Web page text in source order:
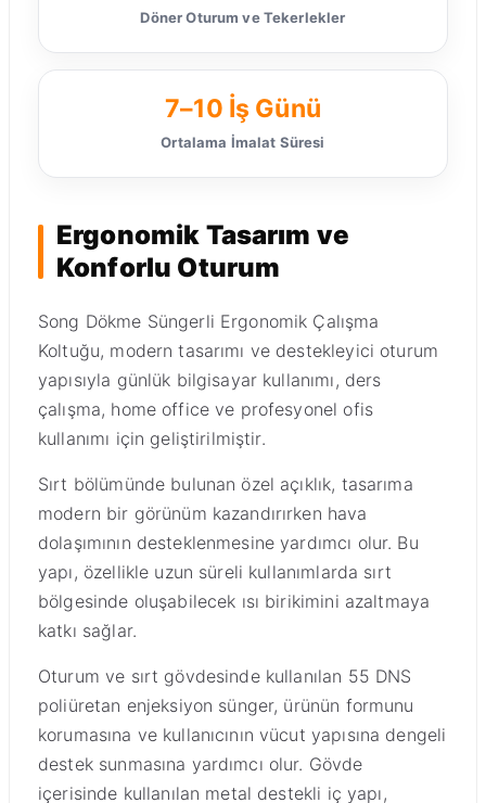
Döner Oturum ve Tekerlekler
7–10 İş Günü
Ortalama İmalat Süresi
Ergonomik Tasarım ve
Konforlu Oturum
Song Dökme Süngerli Ergonomik Çalışma
Koltuğu, modern tasarımı ve destekleyici oturum
yapısıyla günlük bilgisayar kullanımı, ders
çalışma, home office ve profesyonel ofis
kullanımı için geliştirilmiştir.
Sırt bölümünde bulunan özel açıklık, tasarıma
modern bir görünüm kazandırırken hava
dolaşımının desteklenmesine yardımcı olur. Bu
yapı, özellikle uzun süreli kullanımlarda sırt
bölgesinde oluşabilecek ısı birikimini azaltmaya
katkı sağlar.
Oturum ve sırt gövdesinde kullanılan 55 DNS
poliüretan enjeksiyon sünger, ürünün formunu
korumasına ve kullanıcının vücut yapısına dengeli
destek sunmasına yardımcı olur. Gövde
içerisinde kullanılan metal destekli iç yapı,